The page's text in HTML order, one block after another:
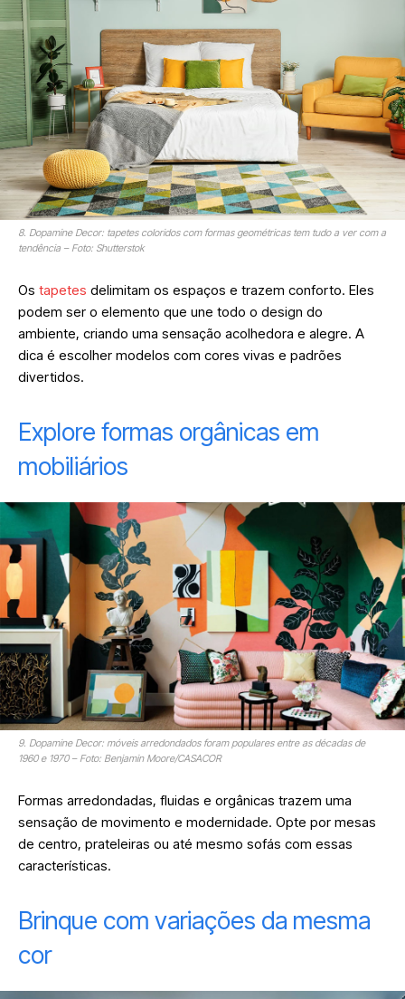
8. Dopamine Decor: tapetes coloridos com formas geométricas tem tudo a ver com a
tendência – Foto: Shutterstok
Os tapetes delimitam os espaços e trazem conforto. Eles
podem ser o elemento que une todo o design do
ambiente, criando uma sensação acolhedora e alegre. A
dica é escolher modelos com cores vivas e padrões
divertidos.
Explore formas orgânicas em
mobiliários
9. Dopamine Decor: móveis arredondados foram populares entre as décadas de
1960 e 1970 – Foto: Benjamin Moore/CASACOR
Formas arredondadas, fluidas e orgânicas trazem uma
sensação de movimento e modernidade. Opte por mesas
de centro, prateleiras ou até mesmo sofás com essas
características.
Brinque com variações da mesma
cor